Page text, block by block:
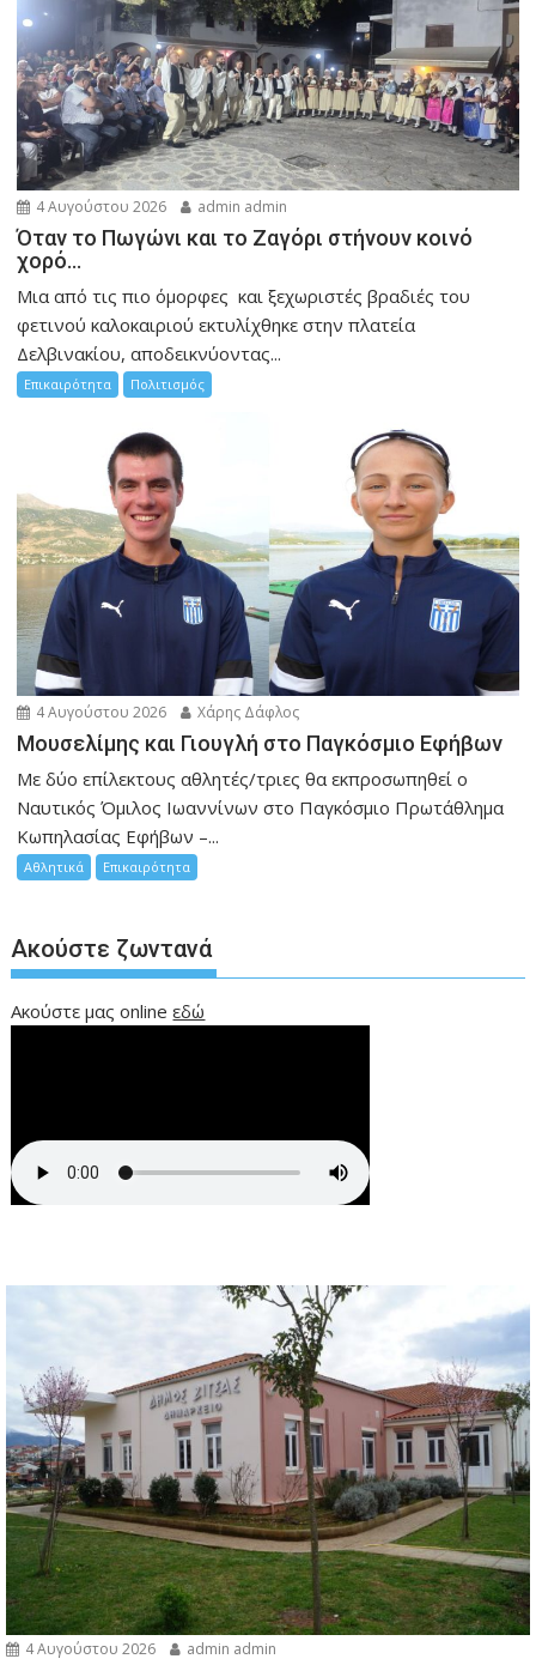
4 Αυγούστου 2026 admin admin
Όταν το Πωγώνι και το Ζαγόρι στήνουν κοινό
χορό…
Μια από τις πιο όμορφες και ξεχωριστές βραδιές του
φετινού καλοκαιριού εκτυλίχθηκε στην πλατεία
Δελβινακίου, αποδεικνύοντας...
Επικαιρότητα Πολιτισμός
4 Αυγούστου 2026 Χάρης Δάφλος
Μουσελίμης και Γιουγλή στο Παγκόσμιο Εφήβων
Mε δύο επίλεκτους αθλητές/τριες θα εκπροσωπηθεί ο
Ναυτικός Όμιλος Ιωαννίνων στο Παγκόσμιο Πρωτάθλημα
Κωπηλασίας Εφήβων –...
Αθλητικά Επικαιρότητα
Ακούστε ζωντανά
Ακούστε μας onlineεδώ
4 Αυγούστου 2026 admin admin